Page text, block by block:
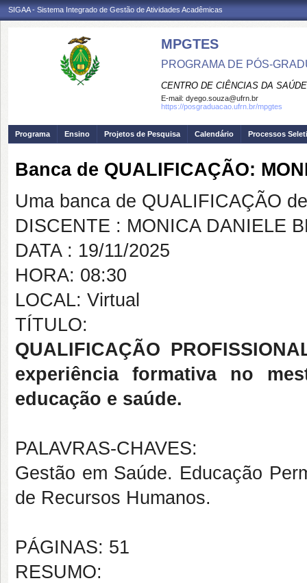
SIGAA - Sistema Integrado de Gestão de Atividades Acadêmicas
MPGTES
PROGRAMA DE PÓS-
CENTRO DE CIÊNCIAS DA SAÚDE
E-mail: dyego.souza@ufrn.br
https://posgraduacao.ufrn.br/mpgtes
Programa Ensino Projetos de Pesquisa Calendário Processos
Banca de QUALIFICAÇÃO:
Uma banca de QUALIFICAÇÃO
DISCENTE : MONICA DANIELE
DATA : 19/11/2025
HORA: 08:30
LOCAL: Virtual
TÍTULO:
QUALIFICAÇÃO
experiência formativa no
educação e saúde.
PALAVRAS-CHAVES:
Gestão em Saúde. Educação
de Recursos Humanos.
PÁGINAS: 51
RESUMO: